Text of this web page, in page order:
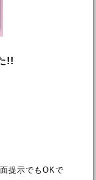
!!
提示でもOKで